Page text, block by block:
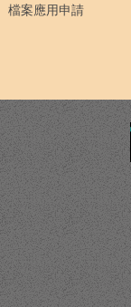
檔案應用申請